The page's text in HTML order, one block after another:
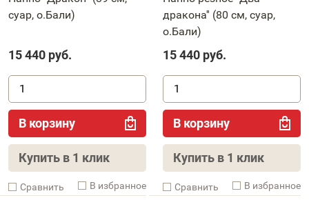
суар, о.Бали)
15 440 руб.
В корзину
Купить в 1 клик
Cравнить В избранное
дракона'' (80 см, суар,
о.Бали)
15 440 руб.
В корзину
Купить в 1 клик
Cравнить В избранное